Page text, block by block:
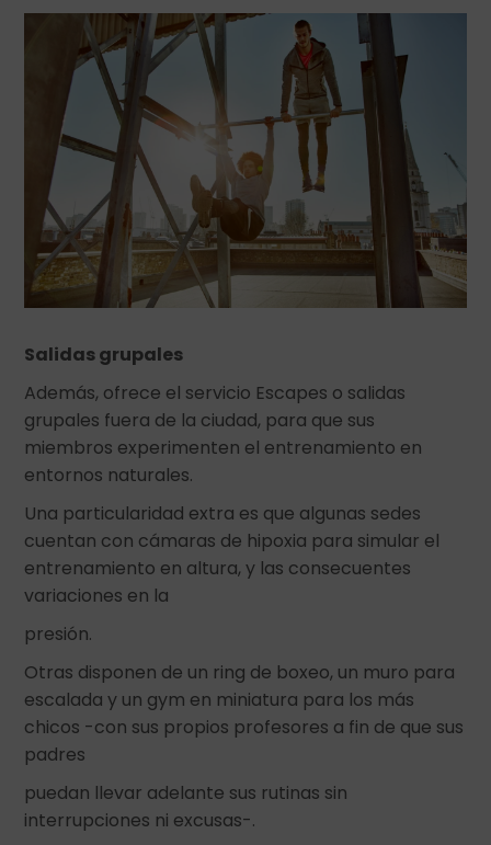
Salidas grupales
Además, ofrece el servicio Escapes o salidas
grupales fuera de la ciudad, para que sus
miembros experimenten el entrenamiento en
entornos naturales.
Una particularidad extra es que algunas sedes
cuentan con cámaras de hipoxia para simular el
entrenamiento en altura, y las consecuentes
variaciones en la
presión.
Otras disponen de un ring de boxeo, un muro para
escalada y un gym en miniatura para los más
chicos -con sus propios profesores a fin de que sus
padres
puedan llevar adelante sus rutinas sin
interrupciones ni excusas-.